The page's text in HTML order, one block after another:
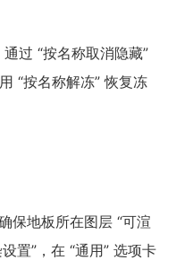
过 “按名称取消隐藏”
“按名称解冻” 恢复冻
保地板所在图层 “可渲
置”，在 “通用” 选项卡